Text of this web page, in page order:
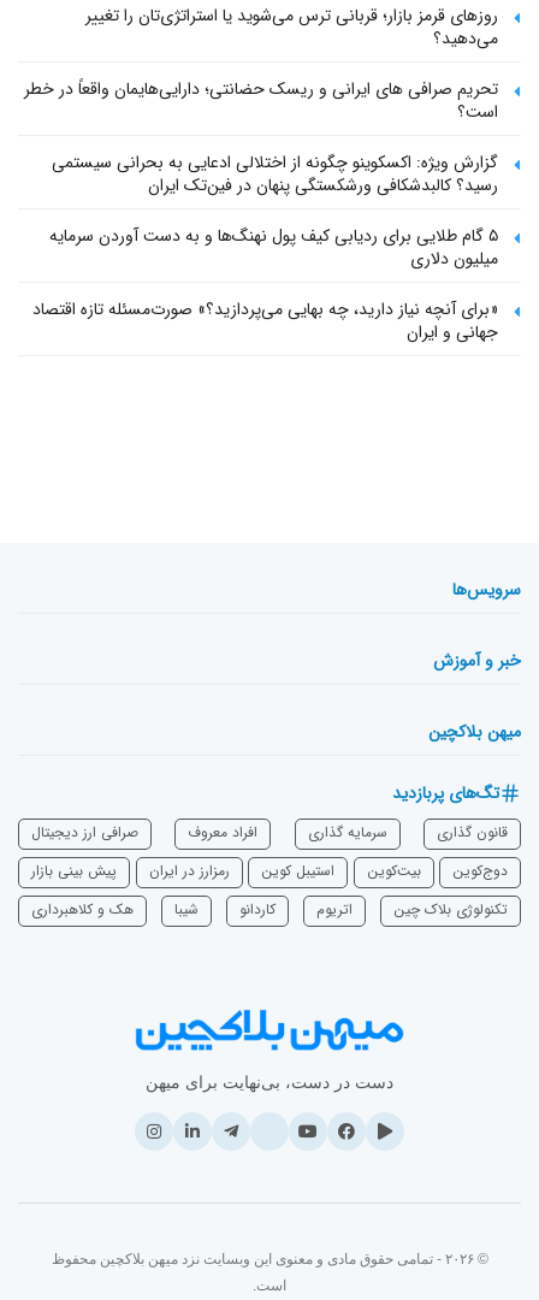
روزهای قرمز بازار؛ قربانی ترس می‌شوید یا استراتژی‌تان را تغییر
می‌دهید؟
تحریم صرافی های ایرانی و ریسک حضانتی؛ دارایی‌هایمان واقعاً در خطر
است؟
گزارش ویژه: اکسکوینو چگونه از اختلالی ادعایی به بحرانی سیستمی
رسید؟ کالبدشکافی ورشکستگی پنهان در فین‌تک ایران
۵ گام طلایی برای ردیابی کیف پول‌ نهنگ‌ها و به دست آوردن سرمایه
میلیون دلاری
«برای آنچه نیاز دارید، چه بهایی می‌پردازید؟» صورت‌مسئله تازه اقتصاد
جهانی و ایران
سرویس‌ها
خبر و آموزش
میهن بلاکچین
تگ‌های پربازدید
قانون گذاری سرمایه‌ گذاری افراد معروف
صرافی ارز دیجیتال
دوج‌کوین
بیت‌کوین استیبل کوین رمزارز در ایران
پیش بینی بازار
تکنولوژی بلاک چین
اتریوم ‌کاردانو شیبا هک و کلاهبرداری
دست در دست، بی‌نهایت برای میهن
© ۲۰۲۶ - تمامی حقوق مادی و معنوی این وبسایت نزد میهن بلاکچین محفوظ
است.